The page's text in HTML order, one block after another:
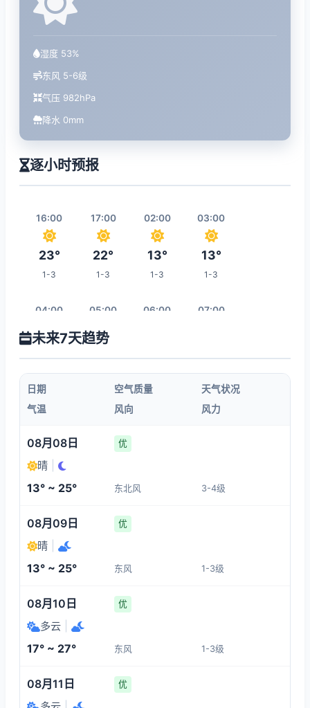
湿度 53%
东风 5-6级
气压 982hPa
降水 0mm
逐小时预报
16:00
23°
1-3
17:00
22°
1-3
02:00
13°
1-3
03:00
13°
1-3
04:00
13°
05:00
13°
06:00 07:00
08:00
16°
1-3
09:00 11:00
18:00
21°
1-3
12:00 14:00
26°
1-3 1-3
22:00 23:00
未来7天趋势
日期 空气质量
天气状况
气温
风向 风力
08月08日 优
晴
13° ~ 25° 东北风 3-4级
08月09日 优
晴
13° ~ 25° 东风 1-3级
08月10日 优
多云
17° ~ 27° 东风 1-3级
08月11日 优